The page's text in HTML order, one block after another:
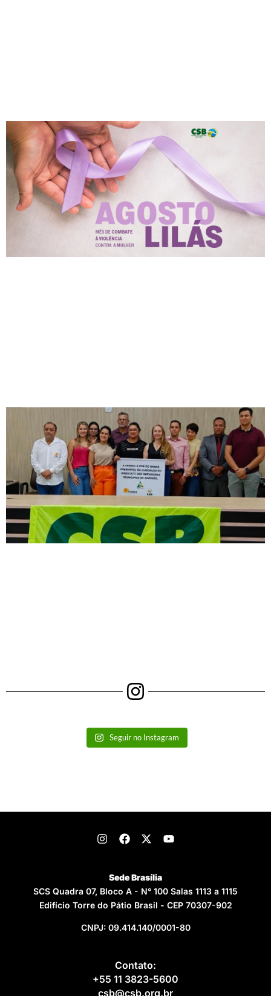
Seguir no Instagram
Sede Brasília
SCS Quadra 07, Bloco A - N° 100 Salas 1113 a 1115
Edifício Torre do Pátio Brasil - CEP 70307-902
CNPJ: 09.414.140/0001-80
Contato:
+55 11 3823-5600
csb@csb.org.br